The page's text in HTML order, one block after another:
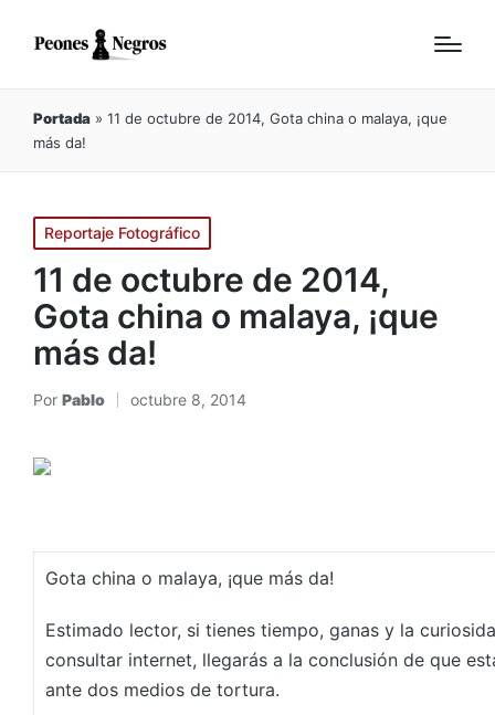
Portada » 11 de octubre de 2014, Gota china o malaya, ¡que
más da!
Publicado
en
Reportaje Fotográfico
11 de octubre de 2014,
Gota china o malaya, ¡que
más da!
Publicado
Por Pablo octubre 8, 2014
Gota china o malaya, ¡que más da!
Estimado lector, si tienes tiempo, ganas y la
consultar internet, llegarás a la conclusión de que
ante dos medios de tortura.